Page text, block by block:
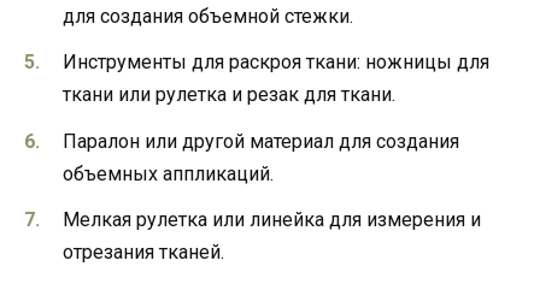
для создания объемной стежки.
Инструменты для раскроя ткани: ножницы для
ткани или рулетка и резак для ткани.
Паралон или другой материал для создания
объемных аппликаций.
Мелкая рулетка или линейка для измерения и
отрезания тканей.